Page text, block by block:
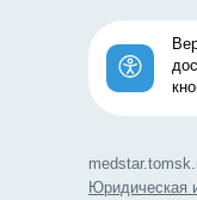
Юридическая